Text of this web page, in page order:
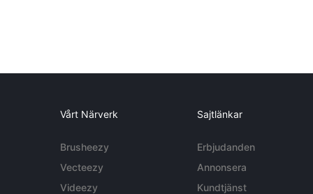
Vårt Närverk
Brusheezy
Vecteezy
Videezy
Sajtlänkar
Erbjudanden
Annonsera
Kundtjänst